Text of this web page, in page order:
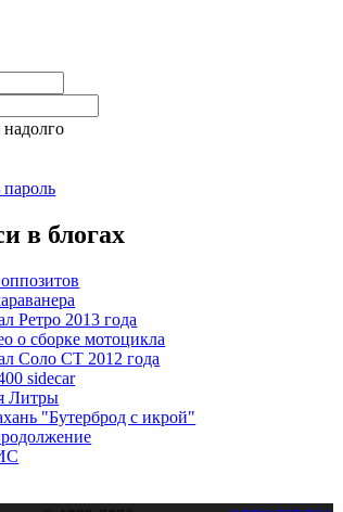
пароль
в блогах
Ретро 2013 года
о сборке мотоцикла
Соло СТ 2012 года
sidecar
Литры
"Бутерброд с икрой"